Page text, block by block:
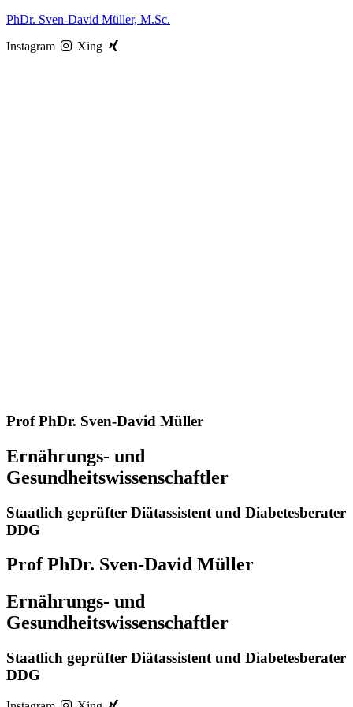
Zum
springen
PhDr. Sven-David Müller, M.Sc.
Instagram
Xing
Prof PhDr. Sven-David Müller
Ernährungs- und
Gesundheitswissenschaftler
Staatlich geprüfter Diätassistent und Diabetesberater
DDG
Prof PhDr. Sven-David Müller
Ernährungs- und
Gesundheitswissenschaftler
Staatlich geprüfter Diätassistent und Diabetesberater
DDG